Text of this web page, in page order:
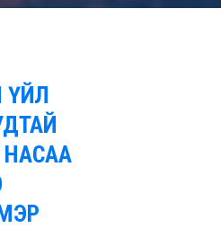
ҮЙЛ